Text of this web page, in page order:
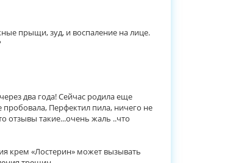
прыщи, зуд, и воспаление на лице.
два года! Сейчас родила еще
пробовала, Перфектил пила, ничего не
отзывы такие...очень жаль ..что
крем «Лостерин» может вызывать